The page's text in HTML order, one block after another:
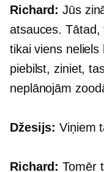
Richard: Jūs
atsauces.
tikai viens
piebilst, ziniet,
neplānojām
Džesijs: Viņiem
Richard: Tomēr